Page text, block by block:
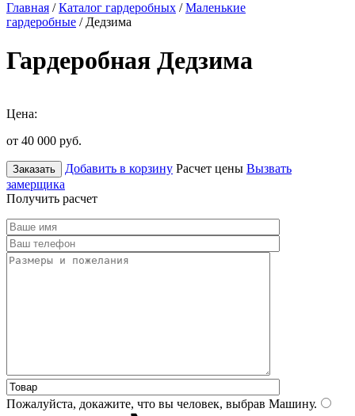
Главная /Каталог гардеробных /Маленькие
гардеробные / Дедзима
Гардеробная Дедзима
Цена:
от 40 000 руб.
Заказать Добавить в корзину Расчет цены Вызвать
замерщика
Получить расчет
Пожалуйста, докажите, что вы человек, выбрав Машину.